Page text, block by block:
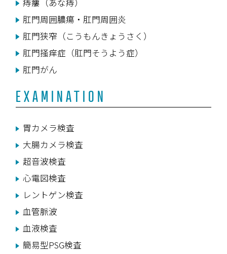
痔瘻（あな痔）
肛門周囲膿瘍・肛門周囲炎
肛門狭窄（こうもんきょうさく）
肛門掻痒症（肛門そうよう症）
肛門がん
EXAMINATION
胃カメラ検査
大腸カメラ検査
超音波検査
心電図検査
レントゲン検査
血管脈波
血液検査
簡易型PSG検査